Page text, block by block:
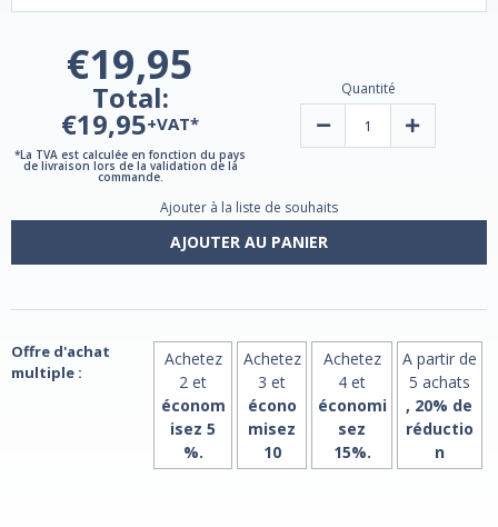
€19,95
Total:
€19,95+VAT*
*La TVA est calculée en fonction du pays
de livraison lors de la validation de la
commande.
Quantité
Diminuer
en
48
Plus
-
60
Lemuria
Augmenter
48
60
Lemuria
Ajouter à la liste de souhaits
AJOUTER AU PANIER
Offre d'achat
multiple :
Achetez
2 et
économ
isez 5
%.
Achetez
3 et
écono
misez
10
Achetez
4 et
économi
sez
15%.
A partir de
5 achats
, 20% de
réductio
n